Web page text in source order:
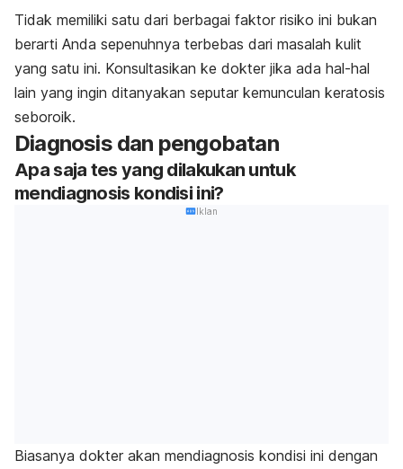
Tidak memiliki satu dari berbagai faktor risiko ini bukan
berarti Anda sepenuhnya terbebas dari masalah kulit
yang satu ini. Konsultasikan ke dokter jika ada hal-hal
lain yang ingin ditanyakan seputar kemunculan keratosis
seboroik.
Diagnosis dan pengobatan
Apa saja tes yang dilakukan untuk
mendiagnosis kondisi ini?
Iklan
Biasanya dokter akan mendiagnosis kondisi ini dengan